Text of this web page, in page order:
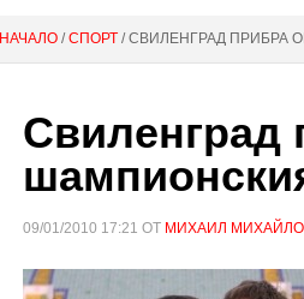
НАЧАЛО /СПОРТ / СВИЛЕНГРАД ПРИБРА
Свиленград
09/01/2010 17:21 ОТ МИХАИЛ